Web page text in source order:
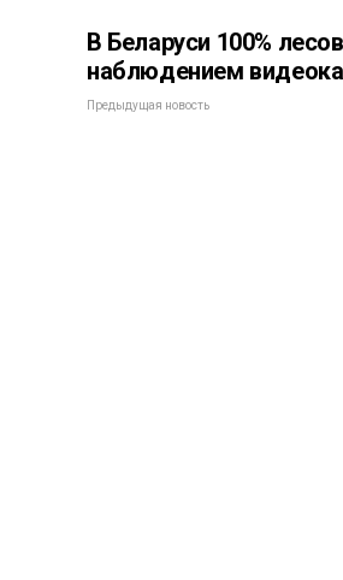
В Беларуси 100%
наблюдением
Предыдущая новость